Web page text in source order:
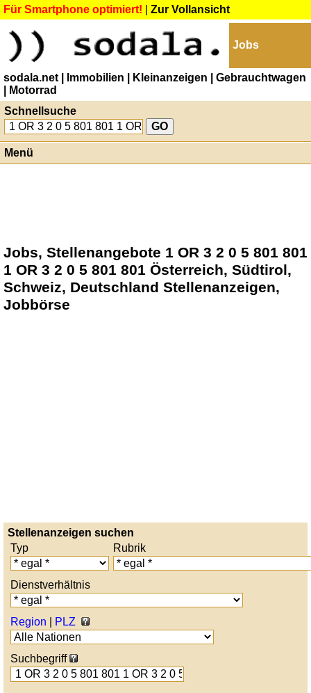
Für Smartphone optimiert! Zur Vollansicht
Jobs
sodala.net | Immobilien | Kleinanzeigen
| Gebrauchtwagen
| Motorrad
Schnellsuche
Menü
Jobs, Stellenangebote 1 OR 3 2 0 5 801 801
1 OR 3 2 0 5 801 801 Österreich, Südtirol,
Schweiz, Deutschland Stellenanzeigen,
Jobbörse
Stellenanzeigen suchen
Typ
Rubrik
Dienstverhältnis
Region PLZ
Suchbegriff